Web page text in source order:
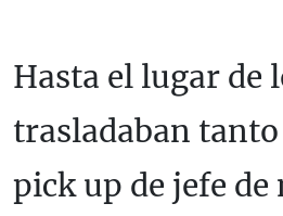
Hasta el lugar de
trasladaban
pick up de jefe de